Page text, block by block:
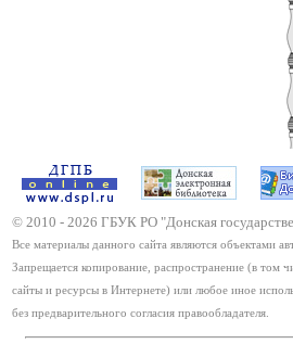
© 2010 - 2026 ГБУК РО "Донская
Все материалы данного сайта являются объектами
Запрещается копирование, распространение (в том
сайты и ресурсы в Интернете) или любое иное
без предварительного согласия правообладателя.